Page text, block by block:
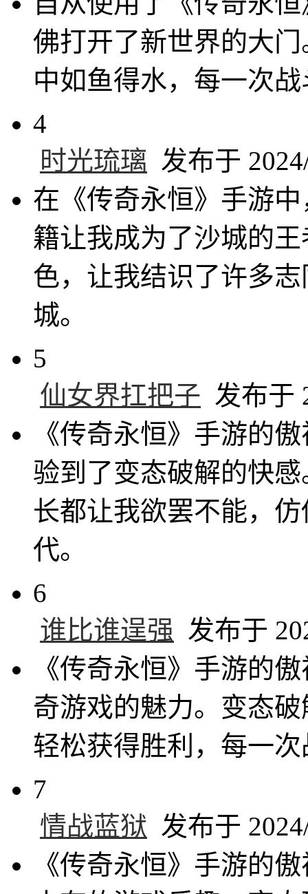
佛打开了新世界的大
中如鱼得水，每一次
4
时光琉璃 发布于
在《传奇永恒》手游
籍让我成为了沙城的
色，让我结识了许多
城。
5
仙女界扛把子 发布于
《传奇永恒》手游的
验到了变态破解的快
长都让我欲罢不能，
代。
6
谁比谁逞强 发布于
《传奇永恒》手游的
奇游戏的魅力。变态
轻松获得胜利，每一
7
情战蓝狱 发布于
《传奇永恒》手游的